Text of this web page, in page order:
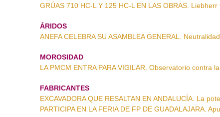
GRÚAS 710 HC-L Y 125 HC-L EN LAS OBRAS.
ÁRIDOS
ANEFA CELEBRA SU ASAMBLEA GENERAL.
MOROSIDAD
LA PMCM ENTRA PARA VIGILAR. Observatorio contra
FABRICANTES
EXCAVADORA QUE RESALTAN EN ANDALUCÍA. La
PARTICIPA EN LA FERIA DE FP DE GUADALAJARA.